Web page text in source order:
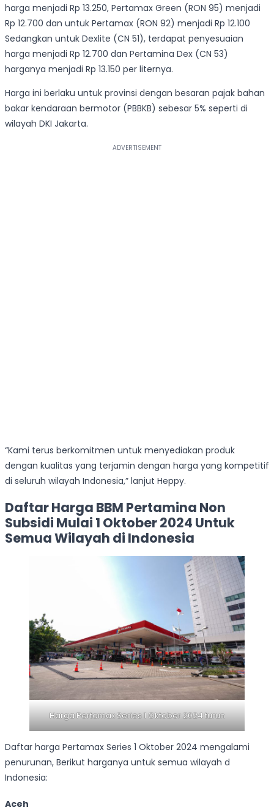
harga menjadi Rp 13.250, Pertamax Green (RON 95) menjadi
Rp 12.700 dan untuk Pertamax (RON 92) menjadi Rp 12.100
Sedangkan untuk Dexlite (CN 51), terdapat penyesuaian
harga menjadi Rp 12.700 dan Pertamina Dex (CN 53)
harganya menjadi Rp 13.150 per liternya.
Harga ini berlaku untuk provinsi dengan besaran pajak bahan
bakar kendaraan bermotor (PBBKB) sebesar 5% seperti di
wilayah DKI Jakarta.
“Kami terus berkomitmen untuk menyediakan produk
dengan kualitas yang terjamin dengan harga yang kompetitif
di seluruh wilayah Indonesia,” lanjut Heppy.
Daftar Harga BBM Pertamina Non
Subsidi Mulai 1 Oktober 2024 Untuk
Semua Wilayah di Indonesia
Harga Pertamax Series 1 Oktober 2024 turun
Daftar harga Pertamax Series 1 Oktober 2024 mengalami
penurunan, Berikut harganya untuk semua wilayah d
Indonesia:
Aceh